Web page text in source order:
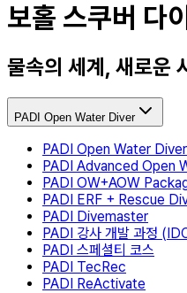
보홀 스쿠버 다
물속의 세계, 새로운
PADI Open Water Diver
PADI Open Water Diver
PADI Advanced Open
PADI OW+AOW
PADI ERF + Rescue
PADI Divemaster
PADI 강사 개발 과정
PADI 스페셜티 코스
PADI TecRec
PADI ReActivate